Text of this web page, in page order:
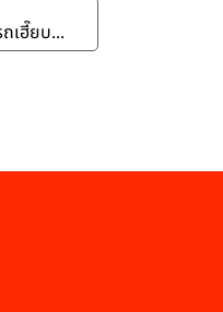
เฮี๊ยบ...